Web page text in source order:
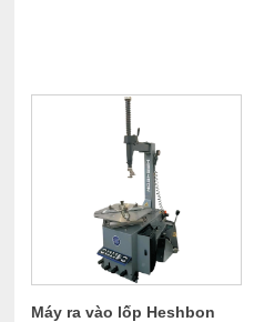
Máy ra vào lốp Heshbon